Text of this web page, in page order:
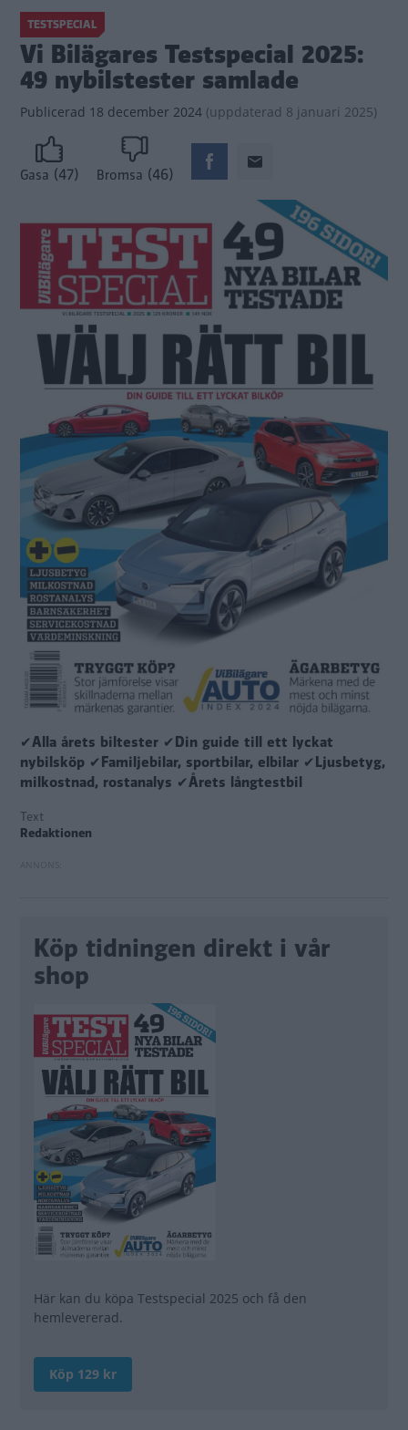
TESTSPECIAL
Vi Bilägares Testspecial 2025:
49 nybilstester samlade
Publicerad 18 december 2024 (uppdaterad 8 januari 2025)
Gasa (47) Bromsa (46)
✔Alla årets biltester ✔Din guide till ett lyckat
nybilsköp ✔Familjebilar, sportbilar, elbilar ✔Ljusbetyg,
milkostnad, rostanalys ✔Årets långtestbil
Text
Redaktionen
Köp tidningen direkt i vår
shop
Här kan du köpa Testspecial 2025 och få den
hemlevererad.
Läs mer >
Köp 129 kr